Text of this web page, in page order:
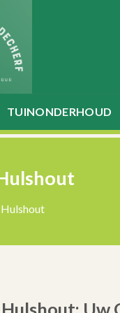
TUINONDERHOUD
Uw